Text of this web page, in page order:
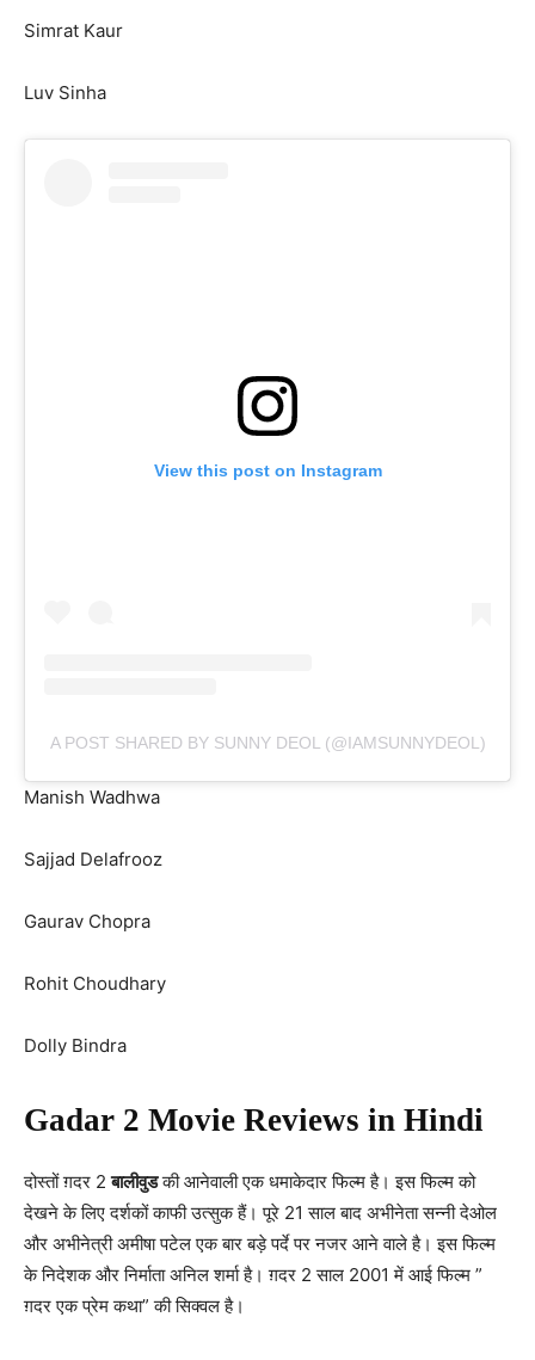
Simrat Kaur
Luv Sinha
View this post on Instagram
A POST SHARED BY SUNNY DEOL (@IAMSUNNYDEOL)
Manish Wadhwa
Sajjad Delafrooz
Gaurav Chopra
Rohit Choudhary
Dolly Bindra
Gadar 2 Movie Reviews in Hindi
दोस्तों ग़दर 2बालीवुडकी आनेवाली एक धमाकेदार फिल्म है। इस फिल्म को
देखने के लिए दर्शकों काफी उत्सुक हैं। पूरे 21 साल बाद अभीनेता सन्नी देओल
और अभीनेत्री अमीषा पटेल एक बार बड़े पर्दे पर नजर आने वाले है। इस फिल्म
के निदेशक और निर्माता अनिल शर्मा है। ग़दर 2 साल 2001 में आई फिल्म ”
ग़दर एक प्रेम कथा” की सिक्वल है।